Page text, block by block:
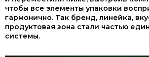
чтобы все элементы упаковки
гармонично. Так бренд, линейка,
продуктовая зона стали частью
системы.